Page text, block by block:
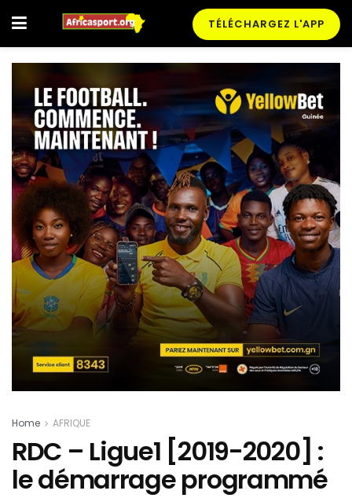
TÉLÉCHARGEZ L'APP
Home AFRIQUE
RDC – Ligue1 [2019-2020] :
le démarrage programmé